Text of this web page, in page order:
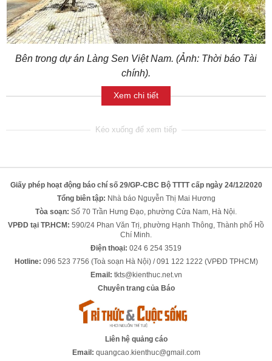
Bên trong dự án Làng Sen Việt Nam. (Ảnh: Thời báo Tài
chính).
Xem chi tiết
Giấy phép hoạt động báo chí số 29/GP-CBC Bộ TTTT cấp ngày 24/12/2020
Tổng biên tập: Nhà báo Nguyễn Thị Mai Hương
Tòa soạn: Số 70 Trần Hưng Đạo, phường Cửa Nam, Hà Nội.
VPĐD tại TP.HCM: 590/24 Phan Văn Trị, phường Hạnh Thông, Thành phố Hồ
Chí Minh.
Điện thoại: 024 6 254 3519
Hotline: 096 523 7756 (Toà soạn Hà Nội) / 091 122 1222 (VPĐD TPHCM)
Email: tkts@kienthuc.net.vn
Chuyên trang của Báo
Liên hệ quảng cáo
Email: quangcao.kienthuc@gmail.com